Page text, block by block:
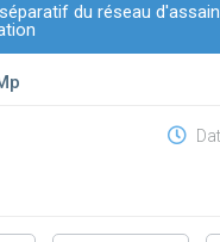
du réseau